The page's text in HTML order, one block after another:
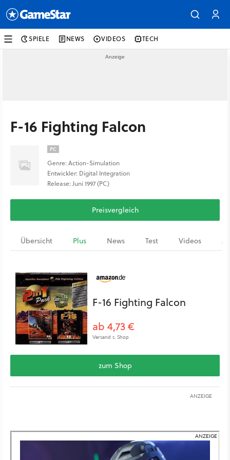
SPIELE NEWS VIDEOS TECH
F-16 Fighting Falcon
PC
Genre: Action-Simulation
Entwickler: Digital Integration
Release: Juni 1997 (PC)
Preisvergleich
Übersicht Plus News Test Videos
F-16 Fighting Falcon
ab 4,73 €
Versand s. Shop
zum Shop
ANZEIGE